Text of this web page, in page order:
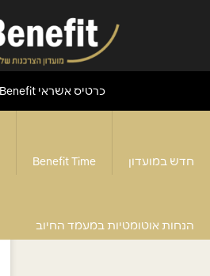
כרטיס אשראי Hi-Benefit
חדש במועדון Benefit Time
הנחות אוטומטיות במעמד החיוב